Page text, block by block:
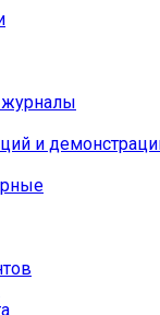
журналы
и